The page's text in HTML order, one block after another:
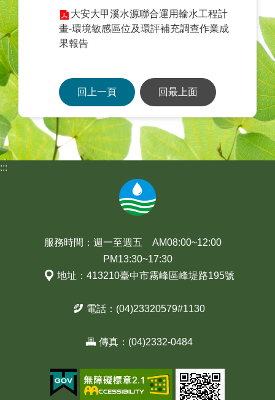
大安大甲溪水源聯合運用輸水工程計
畫-環境敏感區位及環評補充調查作業成
果報告
回上一頁 回最上面
:::
服務時間：週一至週五 AM08:00~12:00
PM13:30~17:30
地址：413210臺中市霧峰區峰堤路195號
電話：(04)23320579#1130
傳真：(04)2332-0484